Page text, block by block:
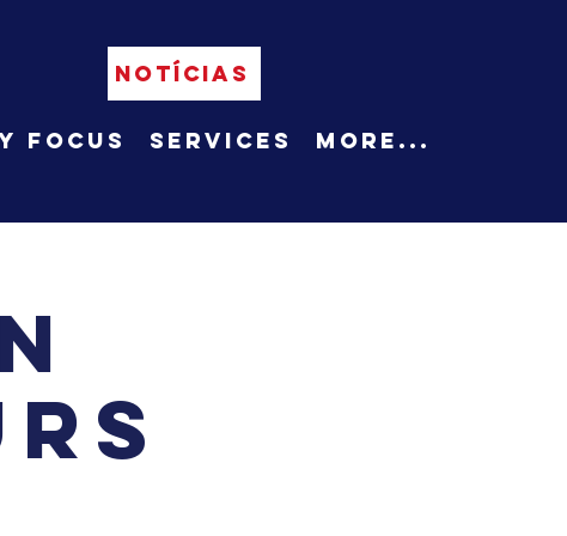
NOTÍCIAS
Focus Services More...